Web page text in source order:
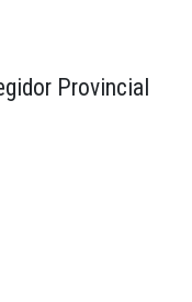
Provincial